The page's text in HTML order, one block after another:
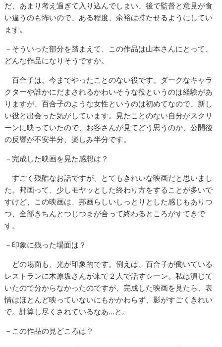
だ、あまり考え過ぎて入り込んでしまい、後で監督と意見が食
い違うのも怖いので、ある程度、余裕は持たせるようにしてい
ます。
－そういった部分を踏まえて、この作品は山本さんにとって、
どんな作品になりそうですか。
百合子は、今までやったことのない役です。ダークなキャラ
クターや誰かにだまされるかわいそうな役というのは経験があ
りますが、百合子のような女性というのは初めてなので、新し
い役と出会った気がしています。見たことのない自分がスクリ
ーンに映っていたので、お客さんが見てどう思うのか、公開後
の反響が不安半分、楽しみ半分です。
－完成した映画を見た感想は？
すごく残酷なお話ですが、とてもきれいな映画だと思いまし
た。邦画って、少しモヤッとした終わり方をすることが多いで
すけど、この映画は、邦画らしいしっとりとした感じもありつ
つ、全部きちんとつじつまが合って終わるところがすてきで
す。
－印象に残った場面は？
どの場面も、光が印象的です。例えば、百合子が働いている
レストランに木原坂さんが来て２人で話すシーン。私は演じて
いたので分からなかったのですが、完成した映画を見たら、表
情はほとんど映っていないにもかかわらず、影がすごくきれい
で。計算し尽くされているなあ…と。
－この作品の見どころは？